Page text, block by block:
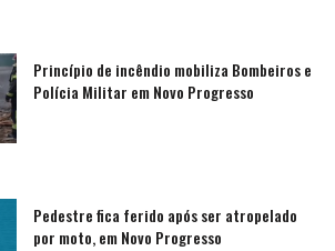
Princípio de incêndio mobiliza Bombeiros e
Polícia Militar em Novo Progresso
Pedestre fica ferido após ser atropelado
por moto, em Novo Progresso